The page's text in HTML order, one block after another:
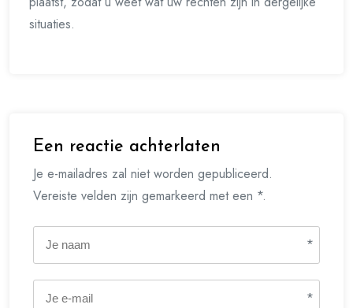
situaties.
Een reactie achterlaten
Je e-mailadres zal niet worden gepubliceerd.
Vereiste velden zijn gemarkeerd met een *.
*
*